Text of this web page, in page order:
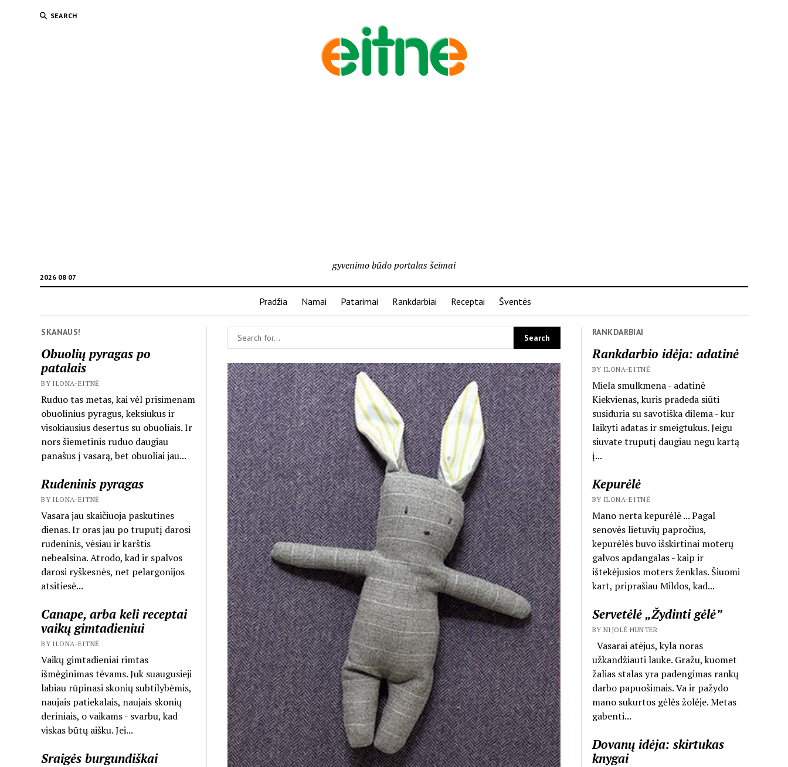
SEARCH
2026 08 07
gyvenimo būdo portalas šeimai
Pradžia Namai Patarimai Rankdarbiai Receptai Šventės
SKANAUS!
Obuolių pyragas po
patalais
BY ILONA-EITNĖ
Ruduo tas metas, kai vėl prisimenam
obuolinius pyragus, keksiukus ir
visokiausius desertus su obuoliais. Ir
nors šiemetinis ruduo daugiau
panašus į vasarą, bet obuoliai jau...
Rudeninis pyragas
BY ILONA-EITNĖ
Vasara jau skaičiuoja paskutines
dienas. Ir oras jau po truputį darosi
rudeninis, vėsiau ir karštis
nebealsina. Atrodo, kad ir spalvos
darosi ryškesnės, net pelargonijos
atsitiesė...
Canape, arba keli receptai
vaikų gimtadieniui
BY ILONA-EITNĖ
Vaikų gimtadieniai rimtas
išmėginimas tėvams. Juk suaugusieji
labiau rūpinasi skonių subtilybėmis,
naujais patiekalais, naujais skonių
deriniais, o vaikams - svarbu, kad
viskas būtų aišku. Jei...
Sraigės burgundiškai
RANKDARBIAI
Rankdarbio idėja: adatinė
BY ILONA-EITNĖ
Miela smulkmena - adatinė
Kiekvienas, kuris pradeda siūti
susiduria su savotiška dilema - kur
laikyti adatas ir smeigtukus. Jeigu
siuvate truputį daugiau negu kartą
į...
Kepurėlė
BY ILONA-EITNĖ
Mano nerta kepurėlė ... Pagal
senovės lietuvių papročius,
kepurėlės buvo išskirtinai moterų
galvos apdangalas - kaip ir
ištekėjusios moters ženklas. Šiuomi
kart, priprašiau Mildos, kad...
Servetėlė „Žydinti gėlė”
BY NIJOLĖ HUNTER
Vasarai atėjus, kyla noras
užkandžiauti lauke. Gražu, kuomet
žalias stalas yra padengimas rankų
darbo papuošimais. Va ir pažydo
mano sukurtos gėlės žolėje. Metas
gabenti...
Dovanų idėja: skirtukas
knygai